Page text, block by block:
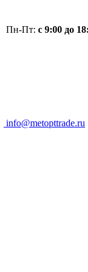
Пн-Пт: с 9:00 до
info@metopttrade.ru